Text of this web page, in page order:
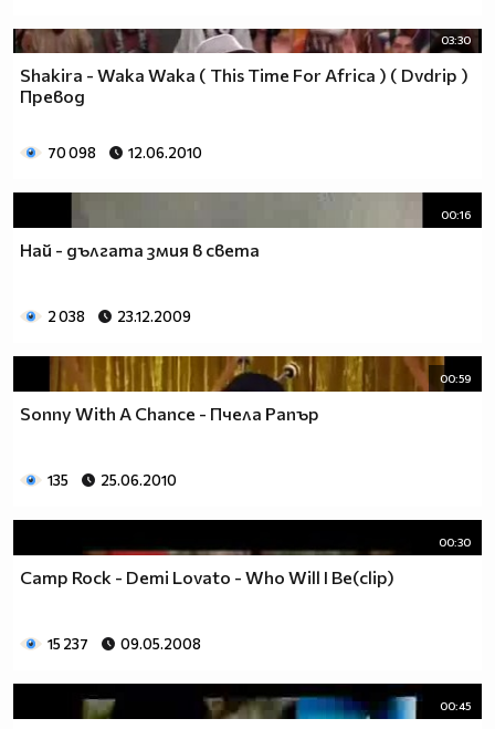
03:30
Shakira - Waka Waka ( This Time For Africa ) ( Dvdrip )
Превод
70 098 12.06.2010
00:16
Най - дългата змия в света
2 038 23.12.2009
00:59
Sonny With A Chance - Пчела Рапър
135 25.06.2010
00:30
Camp Rock - Demi Lovato - Who Will I Be(clip)
15 237 09.05.2008
00:45